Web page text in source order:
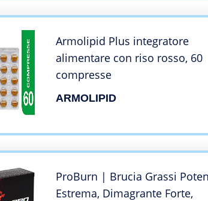
Armolipid Plus integratore
alimentare con riso rosso, 60
compresse
ARMOLIPID
ProBurn | Brucia Grassi
Estrema, Dimagrante Forte,